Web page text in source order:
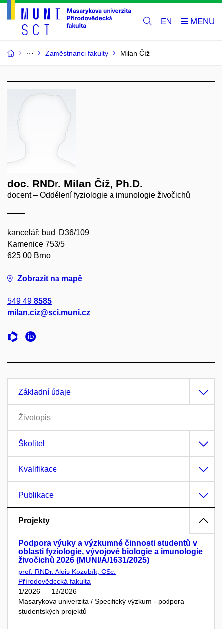
EN
Zaměstnanci fakulty Milan Číž
doc. RNDr. Milan Číž, Ph.D.
docent – Oddělení fyziologie a imunologie živočichů
kancelář: bud. D36/109
Kamenice 753/5
625 00 Brno
Zobrazit na mapě
549 49 8585
milan.ciz@sci.muni.cz
Základní údaje
Životopis
Školitel
Kvalifikace
Publikace
Projekty
Podpora výuky a výzkumné činnosti studentů v
oblasti fyziologie, vývojové biologie a imunologie
živočichů 2026 (MUNI/A/1631/2025)
prof. RNDr. Alois Kozubík, CSc.
Přírodovědecká fakulta
1/2026 — 12/2026
Masarykova univerzita / Specifický výzkum - podpora
studentských projektů